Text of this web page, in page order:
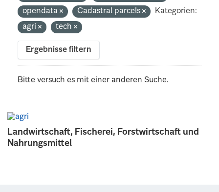
Landwirtschaft, Fischerei, Forstwirtschaft und
Nahrungsmittel
opendata
Cadastral parcels
Kategorien:
agri
tech
Ergebnisse filtern
Bitte versuch es mit einer anderen Suche.